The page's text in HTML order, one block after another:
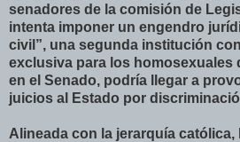
senadores de la comisión de
intenta imponer un engendro
civil”, una segunda institución
exclusiva para los homosexuales
en el Senado, podría llegar a
juicios al Estado por
Alineada con la jerarquía católica,